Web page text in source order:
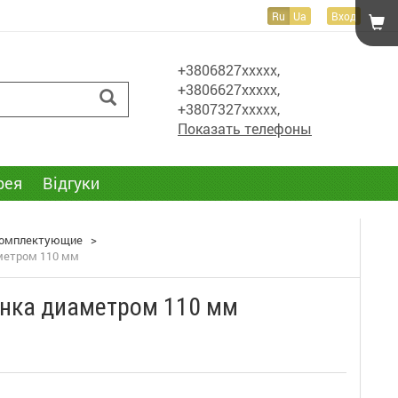
Ru Ua Вход
+3806827xxxxx,
+3806627xxxxx,
+3807327xxxxx,
Показать телефоны
Відгуки
>
110 мм
диаметром 110 мм